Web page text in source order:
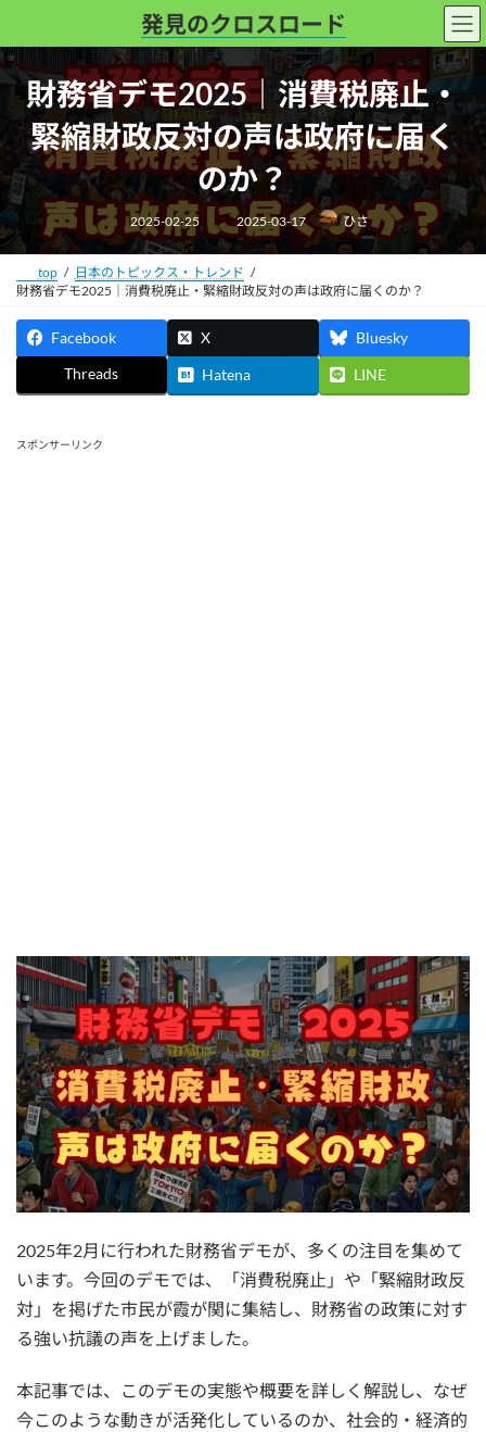
テ
ン
ツ
へ
ス
キ
ッ
ゲ
ー
シ
ョ
ン
に
移
発見のクロスロード
財務省デモ2025｜消費税廃止・
緊縮財政反対の声は政府に届く
のか？
2025-02-25
最
終
更
新
日
時
:
2025-03-17 ひさ
top
日本のトピックス・トレンド
財務省デモ2025｜消費税廃止・緊縮財政反対の声は政府に届くのか？
Facebook X
Bluesky
Threads
Hatena LINE
スポンサーリンク
2025年2月に行われた財務省デモが、多くの注目を集めて
います。今回のデモでは、「消費税廃止」や「緊縮財政反
対」を掲げた市民が霞が関に集結し、財務省の政策に対す
る強い抗議の声を上げました。
本記事では、このデモの実態や概要を詳しく解説し、なぜ
今このような動きが活発化しているのか、社会的・経済的